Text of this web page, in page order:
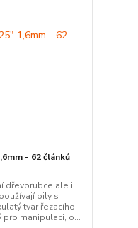
- 62 článků
dřevorubce ale i
pily s
tvar řezacího
pro manipulaci, o...